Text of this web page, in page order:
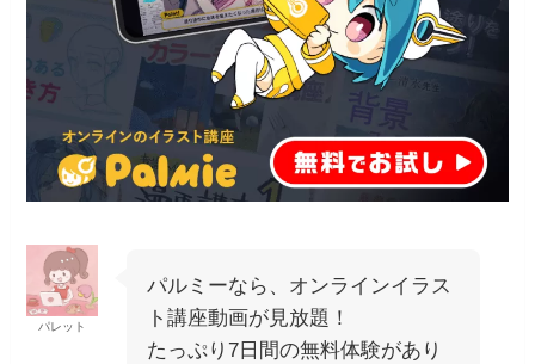
パレット
パルミーなら、オンラインイラス
ト講座動画が見放題！
たっぷり7日間の無料体験があり